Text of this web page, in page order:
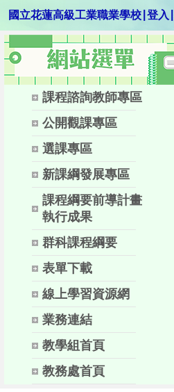
國立花蓮高級工業職業學校 登入
課程諮詢教師專區
公開觀課專區
選課專區
新課綱發展專區
課程綱要前導計畫
執行成果
群科課程綱要
表單下載
線上學習資源網
業務連結
教學組首頁
教務處首頁